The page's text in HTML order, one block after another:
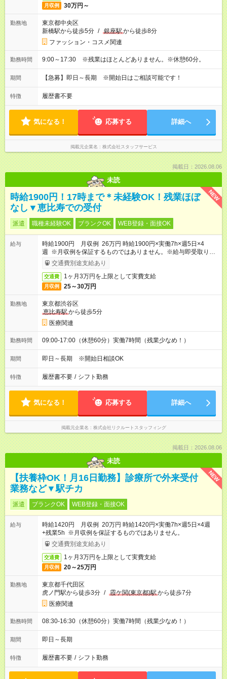
月収例 30万円～
勤務地
東京都中央区
新橋駅から徒歩5分 / 銀座駅から徒歩8分
ファッション・コスメ関連
勤務時間 9:00～17:30 ※残業はほとんどありません。※休憩60分。
期間 【急募】即日～長期 ※開始日はご相談可能です！
特徴 履歴書不要
気になる！ 応募する 詳細へ
掲載元企業名 株式会社スタッフサービス
掲載日：2026.08.06
未読
NEW
時給1900円！17時まで＊未経験OK！残業ほぼ
なし▼恵比寿での受付
派遣 職種未経験OK ブランクOK WEB登録・面接OK
給与
時給1900円 月収例 26万円 時給1900円×実働7h×週5日×4
週 ※月収例を保証するものではありません。※給与即受取りサ
ービス利用可（利用条件有）
交通費別途支給あり
交通費 1ヶ月3万円を上限として実費支給
月収例 25～30万円
勤務地
東京都渋谷区
恵比寿駅から徒歩5分
医療関連
勤務時間 09:00-17:00（休憩60分）実働7時間（残業少なめ！）
期間 即日～長期 ※開始日相談OK
特徴 履歴書不要 / シフト勤務
気になる！ 応募する 詳細へ
掲載元企業名 株式会社リクルートスタッフィング
掲載日：2026.08.06
未読
NEW
【扶養枠OK！月16日勤務】診療所で外来受付
業務など▼駅チカ
派遣 ブランクOK WEB登録・面接OK
給与
時給1420円 月収例 20万円 時給1420円×実働7h×週5日×4週
+残業5h ※月収例を保証するものではありません。
交通費別途支給あり
交通費 1ヶ月3万円を上限として実費支給
月収例 20～25万円
勤務地
東京都千代田区
虎ノ門駅から徒歩3分 / 霞ケ関(東京都)駅から徒歩7分
医療関連
勤務時間 08:30-16:30（休憩60分）実働7時間（残業少なめ！）
期間 即日～長期
特徴 履歴書不要 / シフト勤務